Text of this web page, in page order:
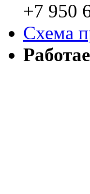
+7 950
Схема